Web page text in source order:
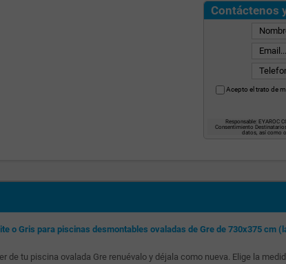
Contáctenos
Acepto el trato de
Responsable: EYAROC
Consentimiento
datos, así como
o Gris para piscinas desmontables ovaladas de Gre de 730x375 cm
de tu piscina ovalada Gre renuévalo y déjala como nueva. Elige la